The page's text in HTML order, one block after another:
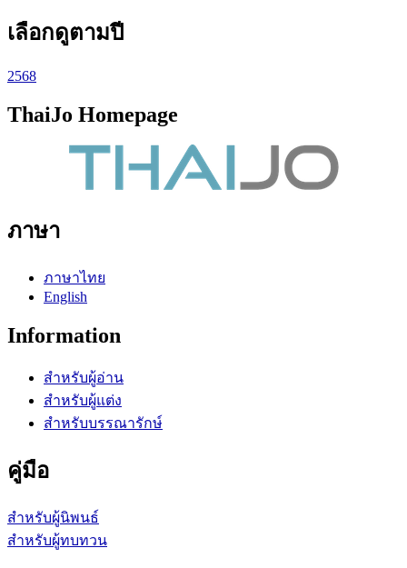
เลือกดูตามปี
2568
ThaiJo Homepage
ภาษา
ภาษาไทย
English
Information
สำหรับผู้อ่าน
สำหรับผู้แต่ง
สำหรับบรรณารักษ์
คู่มือ
สำหรับผู้นิพนธ์
สำหรับผู้ทบทวน